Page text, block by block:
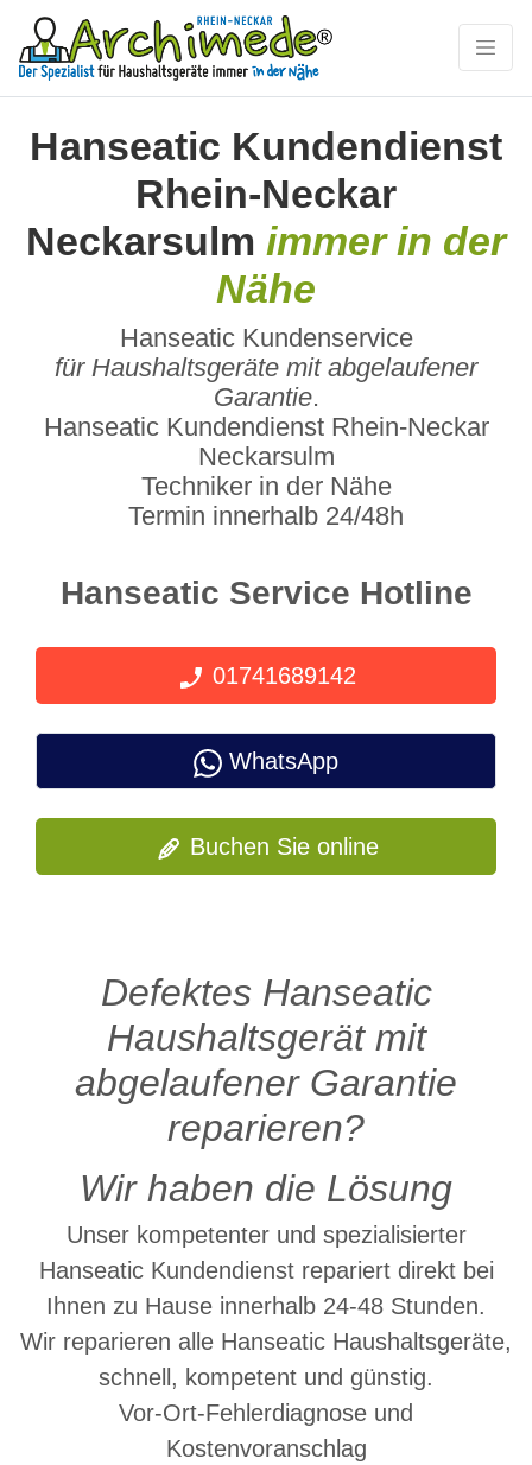
Hanseatic Kundendienst
Rhein-Neckar
Neckarsulm immer in der
Nähe
Hanseatic Kundenservice
für Haushaltsgeräte mit abgelaufener
Garantie.
Hanseatic Kundendienst Rhein-Neckar
Neckarsulm
Techniker in der Nähe
Termin innerhalb 24/48h
Hanseatic Service Hotline
01741689142
WhatsApp
Buchen Sie online
Defektes Hanseatic
Haushaltsgerät mit
abgelaufener Garantie
reparieren?
Wir haben die Lösung
Unser kompetenter und spezialisierter
Hanseatic Kundendienst repariert direkt bei
Ihnen zu Hause innerhalb 24-48 Stunden.
Wir reparieren alle Hanseatic Haushaltsgeräte,
schnell, kompetent und günstig.
Vor-Ort-Fehlerdiagnose und
Kostenvoranschlag